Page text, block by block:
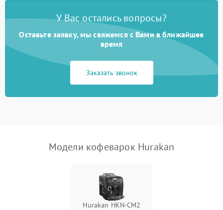
У Вас остались вопросы?
Оставьте заявку, мы свяжемся с Вами в ближайшее
время
Заказать звонок
Модели кофеварок Hurakan
Hurakan HKN-CM2